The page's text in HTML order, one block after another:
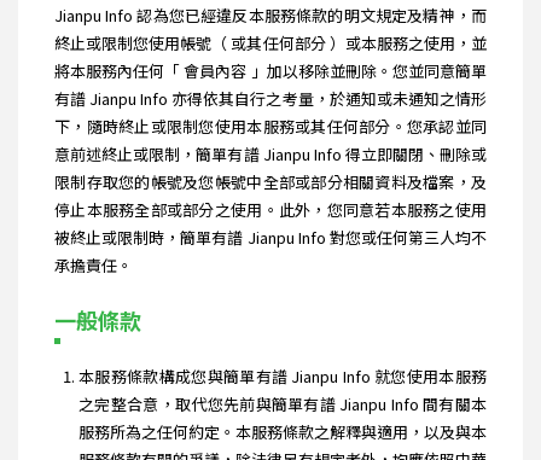
Jianpu Info 認為您已經違反本服務條款的明文規定及精神，而
終止或限制您使用帳號（ 或其任何部分 ）或本服務之使用，並
將本服務內任何「 會員內容 」加以移除並刪除。您並同意簡單
有譜 Jianpu Info 亦得依其自行之考量，於通知或未通知之情形
下，隨時終止或限制您使用本服務或其任何部分。您承認並同
意前述終止或限制，簡單有譜 Jianpu Info 得立即關閉、刪除或
限制存取您的帳號及您帳號中全部或部分相關資料及檔案，及
停止本服務全部或部分之使用。此外，您同意若本服務之使用
被終止或限制時，簡單有譜 Jianpu Info 對您或任何第三人均不
承擔責任。
一般條款
本服務條款構成您與簡單有譜 Jianpu Info 就您使用本服務
之完整合意，取代您先前與簡單有譜 Jianpu Info 間有關本
服務所為之任何約定。本服務條款之解釋與適用，以及與本